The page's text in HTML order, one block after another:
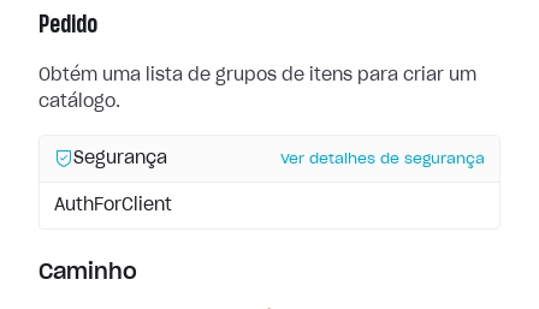
Pedido
Obtém uma lista de grupos de itens para criar um
catálogo.
Segurança Ver detalhes de segurança
AuthForClient
Caminho